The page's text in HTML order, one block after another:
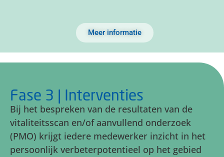
Meer informatie
Fase 3 | Interventies
Bij het bespreken van de resultaten van de
vitaliteitsscan en/of aanvullend onderzoek
(PMO) krijgt iedere medewerker inzicht in het
persoonlijk verbeterpotentieel op het gebied